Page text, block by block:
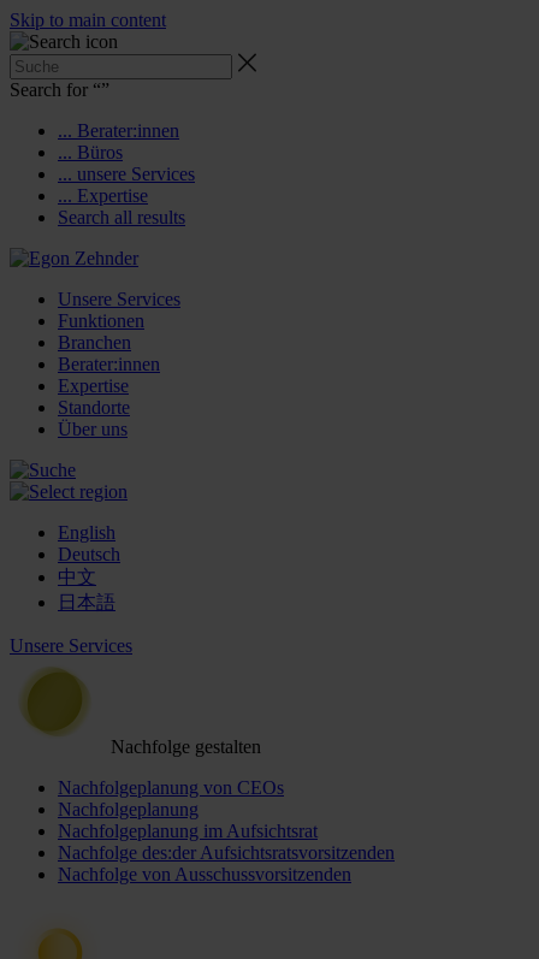
Skip to main content
Search for “”
... Berater:innen
... Büros
... unsere Services
... Expertise
Search all results
Unsere Services
Funktionen
Branchen
Berater:innen
Expertise
Standorte
Über uns
English
Deutsch
中文
日本語
Unsere Services
Nachfolge gestalten
Nachfolgeplanung von CEOs
Nachfolgeplanung
Nachfolgeplanung im Aufsichtsrat
Nachfolge des:der Aufsichtsratsvorsitzenden
Nachfolge von Ausschussvorsitzenden